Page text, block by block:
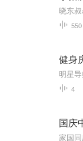
550
健身
明星导
4
国庆